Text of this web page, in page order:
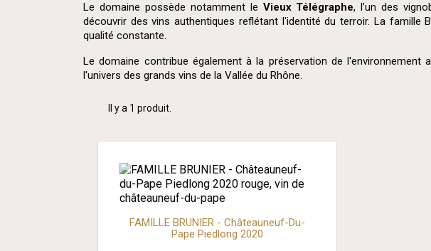
Le domaine possède notamment le Vieux Télégraphe, l’un des
découvrir des vins authentiques reflétant l'identité du terroir. La
qualité constante.
Le domaine contribue également à la préservation de
l'univers des grands vins de la Vallée du Rhône.
Il y a 1 produit.
FAMILLE BRUNIER - Châteauneuf-Du-
Pape Piedlong 2020